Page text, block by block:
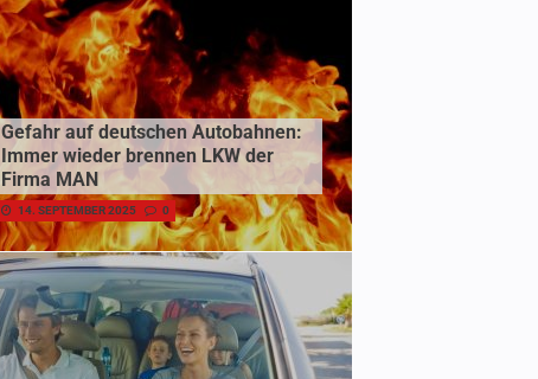
Gefahr auf deutschen Autobahnen:
Immer wieder brennen LKW der
Firma MAN
14. SEPTEMBER 2025 0